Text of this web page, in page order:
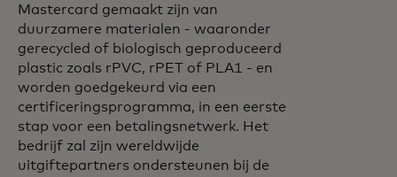
Mastercard gemaakt zijn van
duurzamere materialen - waaronder
gerecycled of biologisch geproduceerd
plastic zoals rPVC, rPET of PLA1 - en
worden goedgekeurd via een
certificeringsprogramma, in een eerste
stap voor een betalingsnetwerk. Het
bedrijf zal zijn wereldwijde
uitgiftepartners ondersteunen bij de